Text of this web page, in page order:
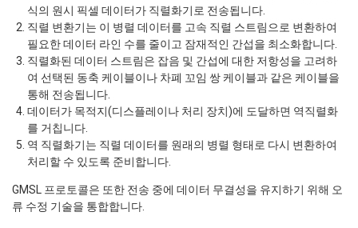
식의 원시 픽셀 데이터가 직렬화기로 전송됩니다.
직렬 변환기는 이 병렬 데이터를 고속 직렬 스트림으로 변환하여
필요한 데이터 라인 수를 줄이고 잠재적인 간섭을 최소화합니다.
직렬화된 데이터 스트림은 잡음 및 간섭에 대한 저항성을 고려하
여 선택된 동축 케이블이나 차폐 꼬임 쌍 케이블과 같은 케이블을
통해 전송됩니다.
데이터가 목적지(디스플레이나 처리 장치)에 도달하면 역직렬화
를 거칩니다.
역 직렬화기는 직렬 데이터를 원래의 병렬 형태로 다시 변환하여
처리할 수 있도록 준비합니다.
GMSL 프로토콜은 또한 전송 중에 데이터 무결성을 유지하기 위해 오
류 수정 기술을 통합합니다.